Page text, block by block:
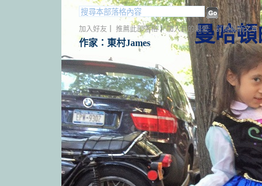
曼哈
加入好友 推薦此部落格｜加入我的最愛｜訂閱最新文章
作家：東村James